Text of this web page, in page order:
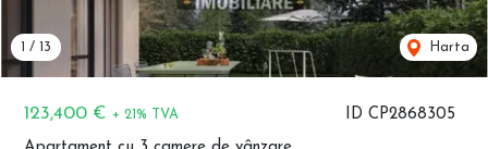
ID CP2868305
123,400 € + 21% TVA
1 / 13 Harta